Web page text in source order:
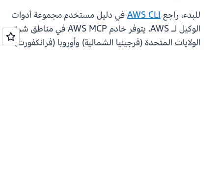
للبدء، راجعAWS CLIفي دليل مستخدم مجموعة أدوات
الوكيل لـ AWS. يتوفر خادم AWS MCP في مناطق شرق
الولايات المتحدة (فرجينيا الشمالية) وأوروبا (فرانكفورت).